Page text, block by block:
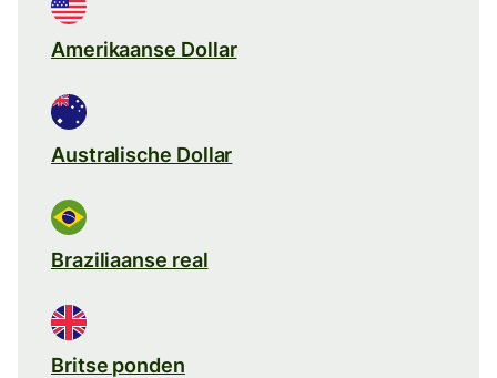
Amerikaanse Dollar
Australische Dollar
Braziliaanse real
Britse ponden